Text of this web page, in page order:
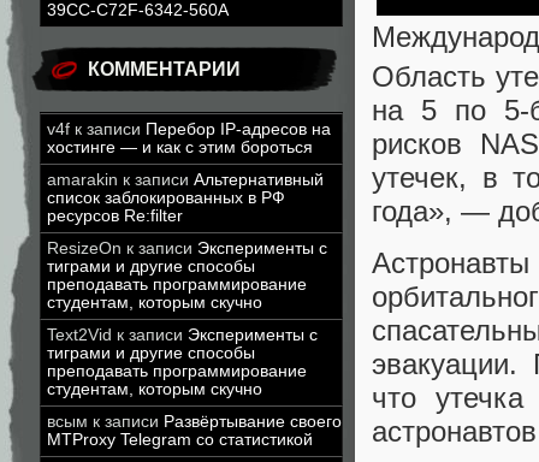
39CC-C72F-6342-560A
КОММЕНТАРИИ
v4f к записи Перебор IP-адресов на
хостинге — и как с этим бороться
amarakin к записи Альтернативный
список заблокированных в РФ
ресурсов Re:filter
ResizeOn к записи Эксперименты с
тиграми и другие способы
преподавать программирование
студентам, которым скучно
Text2Vid к записи Эксперименты с
тиграми и другие способы
преподавать программирование
студентам, которым скучно
всым к записи Развёртывание своего
MTProxy Telegram со статистикой
Область
на 5 по 5-
рисков
утечек, в
года», —
эвакуации.
что утечка